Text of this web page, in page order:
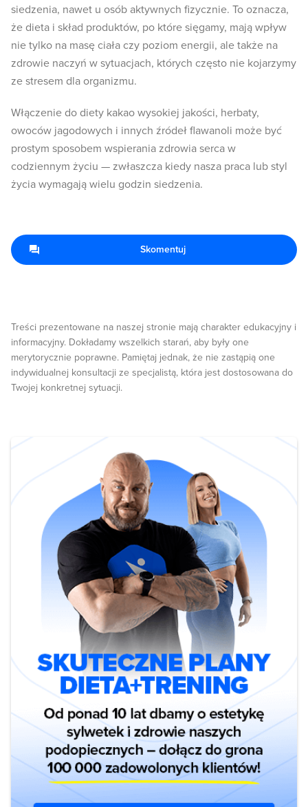
siedzenia, nawet u osób aktywnych fizycznie. To oznacza,
że dieta i skład produktów, po które sięgamy, mają wpływ
nie tylko na masę ciała czy poziom energii, ale także na
zdrowie naczyń w sytuacjach, których często nie kojarzymy
ze stresem dla organizmu.
Włączenie do diety kakao wysokiej jakości, herbaty,
owoców jagodowych i innych źródeł flawanoli może być
prostym sposobem wspierania zdrowia serca w
codziennym życiu — zwłaszcza kiedy nasza praca lub styl
życia wymagają wielu godzin siedzenia.
Treści prezentowane na naszej stronie mają charakter edukacyjny i
informacyjny. Dokładamy wszelkich starań, aby były one
merytorycznie poprawne. Pamiętaj jednak, że nie zastąpią one
indywidualnej konsultacji ze specjalistą, która jest dostosowana do
Twojej konkretnej sytuacji.
Skomentuj